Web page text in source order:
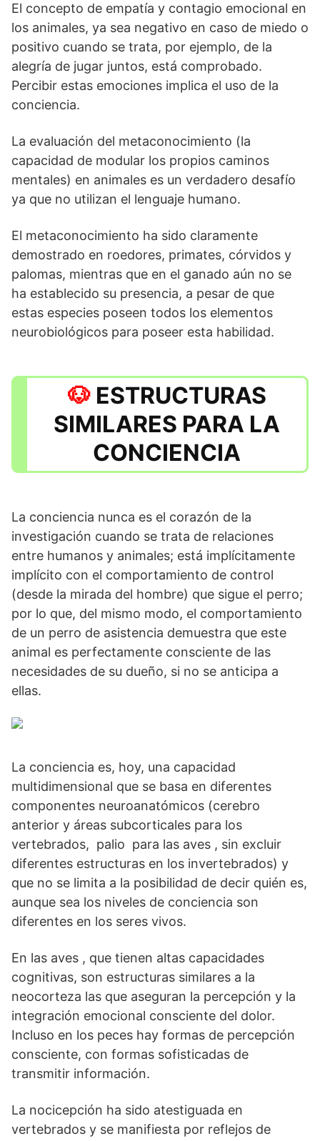
El concepto de empatía y contagio emocional en
los animales, ya sea negativo en caso de miedo o
positivo cuando se trata, por ejemplo, de la
alegría de jugar juntos, está comprobado.
Percibir estas emociones implica el uso de la
conciencia.
La evaluación del metaconocimiento (la
capacidad de modular los propios caminos
mentales) en animales es un verdadero desafío
ya que no utilizan el lenguaje humano.
El metaconocimiento ha sido claramente
demostrado en roedores, primates, córvidos y
palomas, mientras que en el ganado aún no se
ha establecido su presencia, a pesar de que
estas especies poseen todos los elementos
neurobiológicos para poseer esta habilidad.
ESTRUCTURAS
SIMILARES PARA LA
CONCIENCIA
La conciencia nunca es el corazón de la
investigación cuando se trata de relaciones
entre humanos y animales; está implícitamente
implícito con el comportamiento de control
(desde la mirada del hombre) que sigue el perro;
por lo que, del mismo modo, el comportamiento
de un perro de asistencia demuestra que este
animal es perfectamente consciente de las
necesidades de su dueño, si no se anticipa a
ellas.
La conciencia es, hoy, una capacidad
multidimensional que se basa en diferentes
componentes neuroanatómicos (cerebro
anterior y áreas subcorticales para los
vertebrados, palio para las aves , sin excluir
diferentes estructuras en los invertebrados) y
que no se limita a la posibilidad de decir quién es,
aunque sea los niveles de conciencia son
diferentes en los seres vivos.
En las aves , que tienen altas capacidades
cognitivas, son estructuras similares a la
neocorteza las que aseguran la percepción y la
integración emocional consciente del dolor.
Incluso en los peces hay formas de percepción
consciente, con formas sofisticadas de
transmitir información.
La nocicepción ha sido atestiguada en
vertebrados y se manifiesta por reflejos de